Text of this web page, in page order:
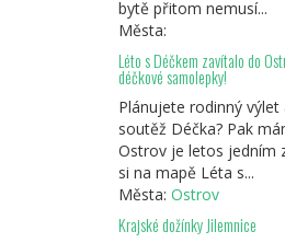
bytě přitom nemusí...
Města:
Léto s Déčkem zavítalo do
déčkové samolepky!
Plánujete rodinný
soutěž Déčka? Pak
Ostrov je letos jedním
si na mapě Léta s...
Města: Ostrov
Krajské dožínky Jilemnice